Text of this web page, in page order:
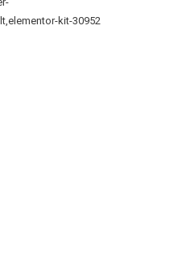
kit-30952